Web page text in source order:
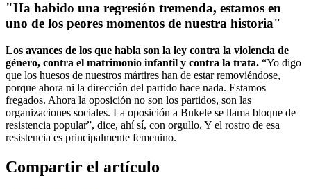
"Ha habido una regresión tremenda, estamos en
uno de los peores momentos de nuestra historia"
Los avances de los que habla son la ley contra la violencia de
género, contra el matrimonio infantil y contra la trata. “Yo digo
que los huesos de nuestros mártires han de estar removiéndose,
porque ahora ni la dirección del partido hace nada. Estamos
fregados. Ahora la oposición no son los partidos, son las
organizaciones sociales. La oposición a Bukele se llama bloque de
resistencia popular”, dice, ahí sí, con orgullo. Y el rostro de esa
resistencia es principalmente femenino.
Compartir el artículo